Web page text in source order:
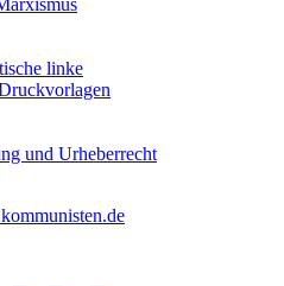
linke
und Urheberrecht